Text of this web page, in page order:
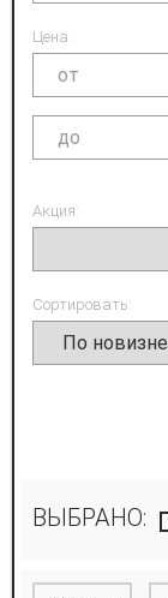
Цена:
Акция:
Сортировать:
ВЫБРАНО: